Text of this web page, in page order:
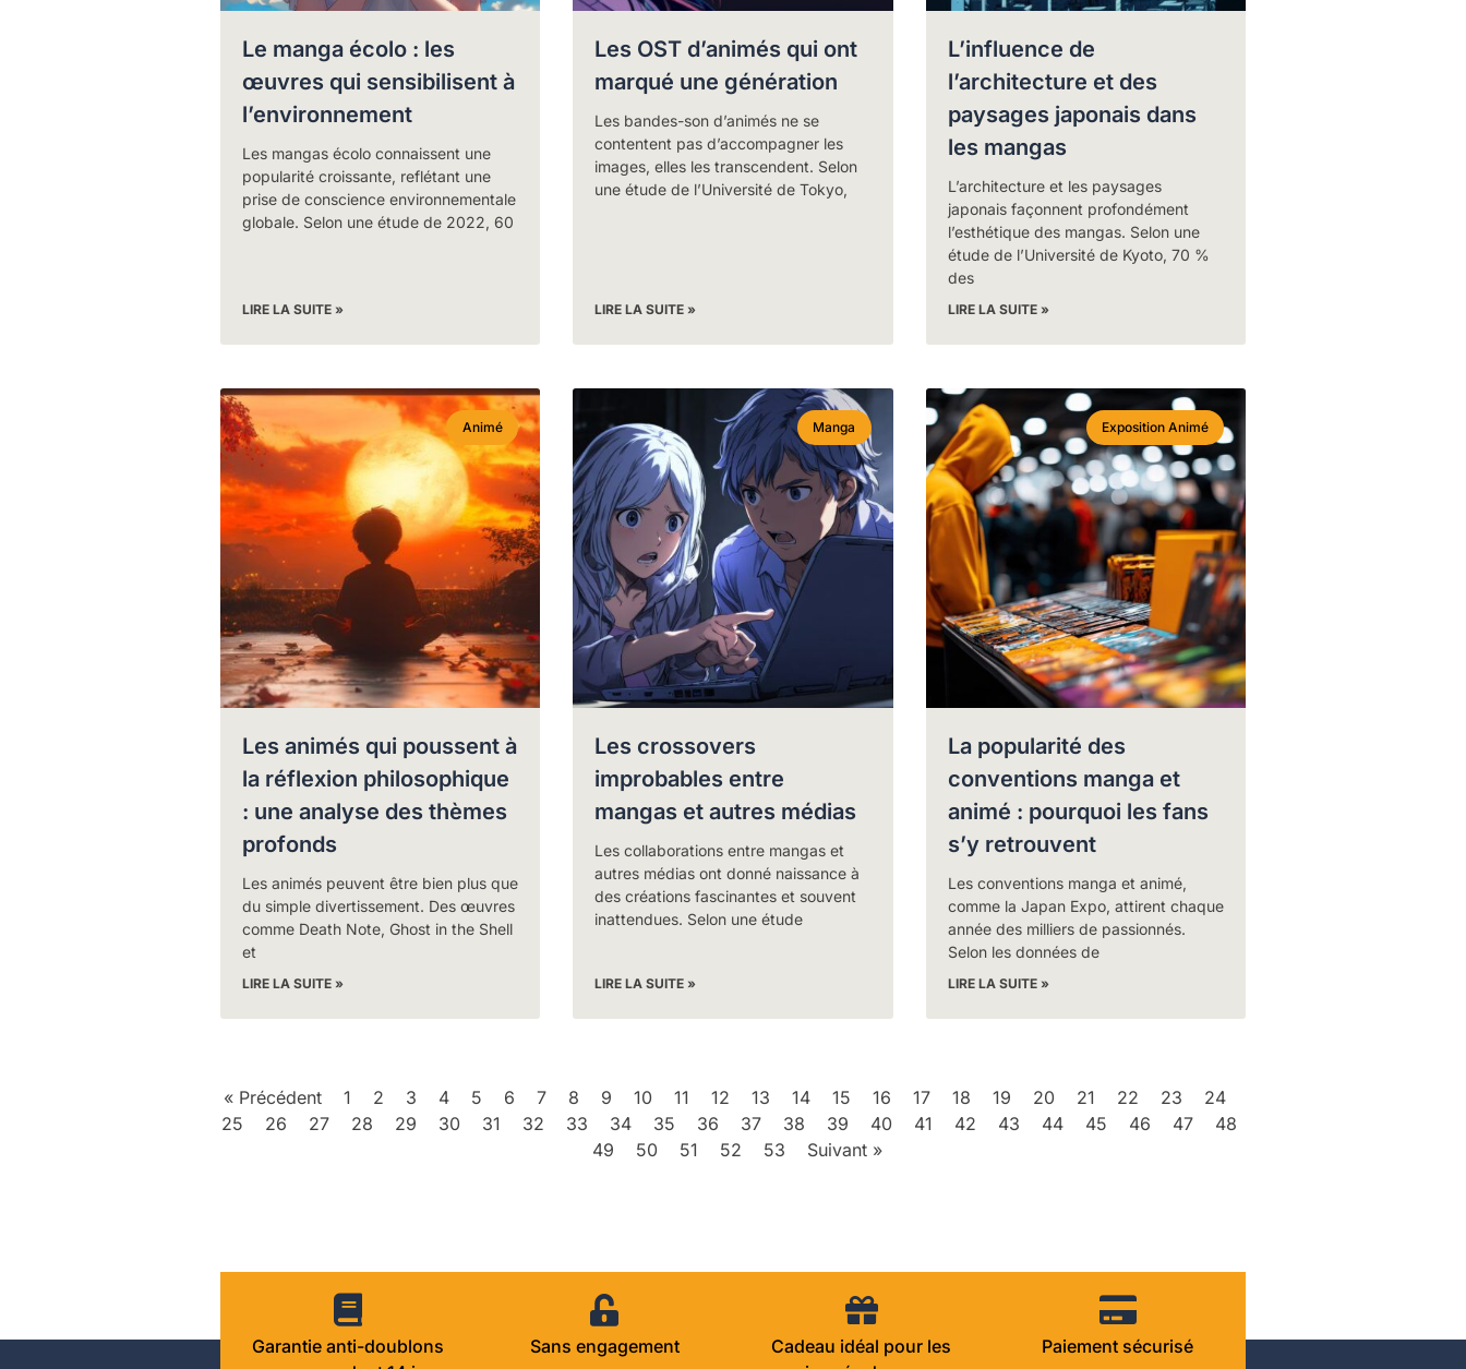
Le manga écolo : les
œuvres qui sensibilisent à
l’environnement
Les mangas écolo connaissent une
popularité croissante, reflétant une
prise de conscience environnementale
globale. Selon une étude de 2022, 60
LIRE LA SUITE »
Les OST d’animés qui ont
marqué une génération
Les bandes-son d’animés ne se
contentent pas d’accompagner les
images, elles les transcendent. Selon
une étude de l’Université de Tokyo,
LIRE LA SUITE »
L’influence de
l’architecture et des
paysages japonais dans
les mangas
L’architecture et les paysages
japonais façonnent profondément
l’esthétique des mangas. Selon une
étude de l’Université de Kyoto, 70 %
des
LIRE LA SUITE »
Animé
Les animés qui poussent à
la réflexion philosophique
: une analyse des thèmes
profonds
Les animés peuvent être bien plus que
du simple divertissement. Des œuvres
comme Death Note, Ghost in the Shell
et
LIRE LA SUITE »
Manga
Les crossovers
improbables entre
mangas et autres médias
Les collaborations entre mangas et
autres médias ont donné naissance à
des créations fascinantes et souvent
inattendues. Selon une étude
LIRE LA SUITE »
Exposition Animé
La popularité des
conventions manga et
animé : pourquoi les fans
s’y retrouvent
Les conventions manga et animé,
comme la Japan Expo, attirent chaque
année des milliers de passionnés.
Selon les données de
LIRE LA SUITE »
« Précédent 1 2 3 4 5 6 7 8 9 10 11 12 13 14 15 16 17 18 19 20 21 22 23
24
25
26 27 28 29 30 31 32 33 34 35 36 37 38 39 40 41 42 43 44 45 46 47
48
49
50 51 52 53 Suivant »
Garantie anti-doublons
Sans engagement
Cadeau idéal pour les
Paiement sécurisé